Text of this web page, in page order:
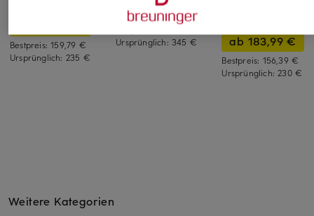
Bestpreis:159,79 €
Ursprünglich: 235 €
275,99 €
Ursprünglich: 345 € ab 183,99 €
Bestpreis: 156,39 €
Ursprünglich:230 €
Weitere Kategorien